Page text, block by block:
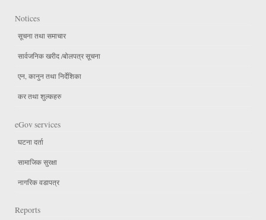
Notices
सूचना तथा समाचार
सार्वजनिक खरीद /बोलपत्र सूचना
एन, कानुन तथा निर्देशिका
कर तथा शुल्कहरु
eGov services
घटना दर्ता
सामाजिक सुरक्षा
नागरिक वडापत्र
Reports